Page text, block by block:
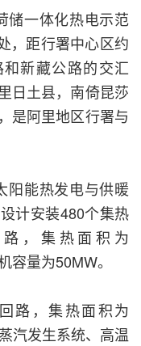
储一体化热电示范
，距行署中心区约
新藏公路的交汇
日土县，南倚昆莎
是阿里地区行署与
阳能热发电与供暖
计安装480个集热
，集热面积为
容量为50MW。
路，集热面积为
汽发生系统、高温